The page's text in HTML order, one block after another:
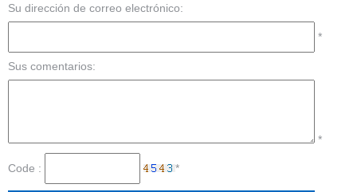
Su dirección de correo electrónico:
*
Sus comentarios:
*
Code : *